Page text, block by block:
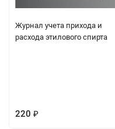
Журнал учета прихода и
расхода этилового спирта
220 ₽